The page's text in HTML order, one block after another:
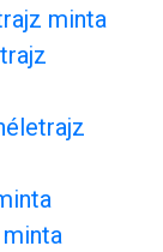
minta